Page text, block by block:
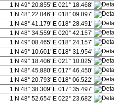
1 N 49° 20.855' E 021° 18.468'
1 N 48° 22.046' E 018° 09.097'
1 N 48° 41.179' E 018° 28.491'
1 N 48° 34.559' E 020° 42.157'
1 N 49° 08.465' E 018° 24.157'
1 N 49° 10.601' E 018° 31.954'
1 N 49° 18.406' E 021° 10.025'
1 N 48° 45.880' E 017° 46.450'
1 N 48° 20.793' E 018° 06.522'
1 N 48° 38.309' E 017° 35.497'
1 N 48° 52.654' E 022° 23.682'